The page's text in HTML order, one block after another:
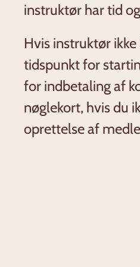
instruktør har tid
Hvis instruktør
tidspunkt for
for indbetaling af
nøglekort, hvis du
oprettelse af